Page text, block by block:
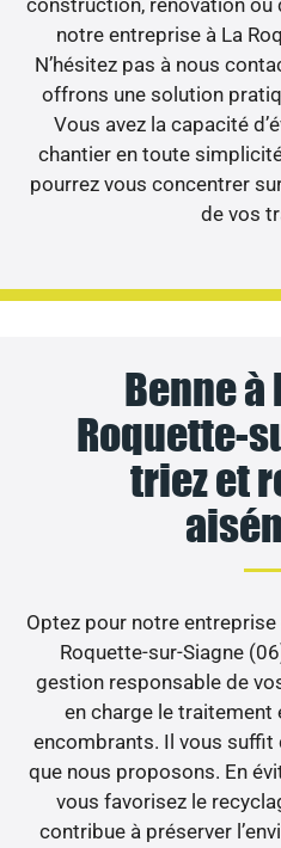
notre entreprise à La
N’hésitez pas à nous
offrons une solution
Vous avez la capacité
chantier en toute
pourrez vous concentrer
de vos
Benne à
Roquette-
triez et
Optez pour notre
Roquette-sur-Siagne
gestion responsable de
en charge le traitement
encombrants. Il vous suffit
que nous proposons. En
vous favorisez le
contribue à préserver